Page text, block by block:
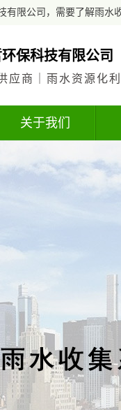
有限公司，需要了解雨水
保科技有限公司
应商｜雨水资源化利
关于我们